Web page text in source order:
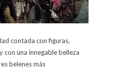
contada con figuras,
con una innegable belleza
belenes más